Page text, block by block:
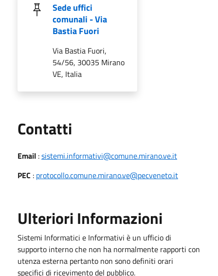
Sede uffici
comunali - Via
Bastia Fuori
Via Bastia Fuori,
54/56, 30035 Mirano
VE, Italia
Contatti
Email :sistemi.informativi@comune.mirano.ve.it
PEC : protocollo.comune.mirano.ve@pecveneto.it
Ulteriori Informazioni
Sistemi Informatici e Informativi è un ufficio di
supporto interno che non ha normalmente rapporti con
utenza esterna pertanto non sono definiti orari
specifici di ricevimento del pubblico.